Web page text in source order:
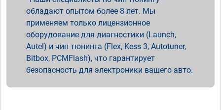
обладают опытом более 8 лет. Мы
применяем только лицензионное
оборудование для диагностики (Launch,
Autel) и чип тюнинга (Flex, Kess 3, Autotuner,
Bitbox, PCMFlash), что гарантирует
безопасность для электроники вашего авто.